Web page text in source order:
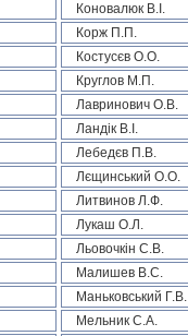
Коновалюк В.І.
Корж П.П.
Костусєв О.О.
Круглов М.П.
Лавринович О.В.
Ландік В.І.
Лебедєв П.В.
Лєщинський О.О.
Литвинов Л.Ф.
Лукаш О.Л.
Льовочкін С.В.
Малишев В.С.
Маньковський Г.В.
Мельник С.А.